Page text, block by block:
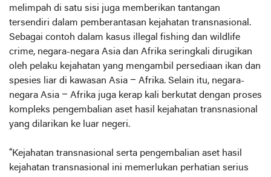
melimpah di satu sisi juga memberikan tantangan
tersendiri dalam pemberantasan kejahatan transnasional.
Sebagai contoh dalam kasus illegal fishing dan wildlife
crime, negara-negara Asia dan Afrika seringkali dirugikan
oleh pelaku kejahatan yang mengambil persediaan ikan dan
spesies liar di kawasan Asia – Afrika. Selain itu, negara-
negara Asia – Afrika juga kerap kali berkutat dengan proses
kompleks pengembalian aset hasil kejahatan transnasional
yang dilarikan ke luar negeri.
“Kejahatan transnasional serta pengembalian aset hasil
kejahatan transnasional ini memerlukan perhatian serius